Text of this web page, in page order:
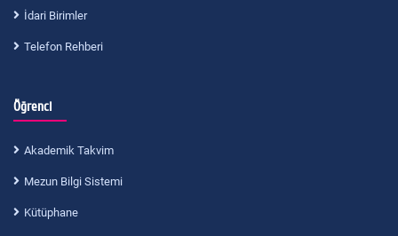
İdari Birimler
Telefon Rehberi
Öğrenci
Akademik Takvim
Mezun Bilgi Sistemi
Kütüphane